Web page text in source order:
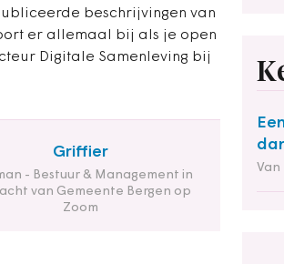
beschrijvingen van
er allemaal bij als je open
Digitale Samenleving bij
Griffier
- Bestuur & Management in
van Gemeente Bergen op
Zoom